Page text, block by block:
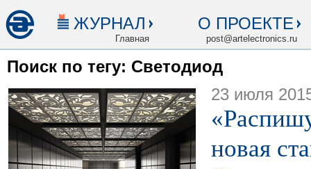
ЖУРНАЛ
Главная
О ПРОЕКТЕ
post@artelectronics.ru
Поиск по тегу: Светодиод
23 июля
новая